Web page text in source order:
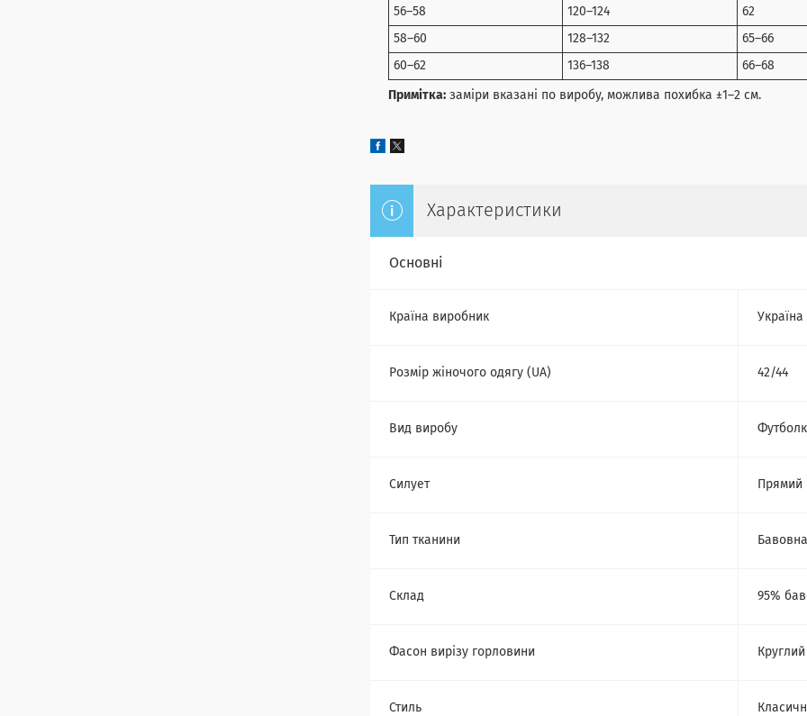
56–58 120–124 62
58–60 128–132 65–66
60–62 136–138 66–68
Примітка: заміри вказані по виробу, можлива похибка ±1–2 см.
Характеристики
Основні
Країна виробник Україна
Розмір жіночого одягу (UA) 42/44
Вид виробу
Силует Прямий
Тип тканини Бавовна
Склад 95%
Фасон вирізу горловини Круглий
Стиль